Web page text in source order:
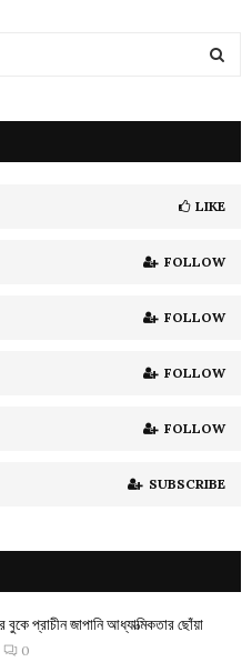
H
LIKE
FOLLOW
FOLLOW
FOLLOW
FOLLOW
SUBSCRIBE
প্রাচীন জাপানি আধ্যাত্মিকতার ছোঁয়া
0